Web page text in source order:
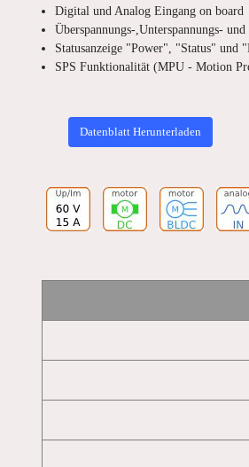
Digital und Analog Eingang on board
Überspannungs-,Unterspannungs-
Statusanzeige "Power", "Status" und
SPS Funktionalität (MPU - Motion
Datenblatt Herunterladen